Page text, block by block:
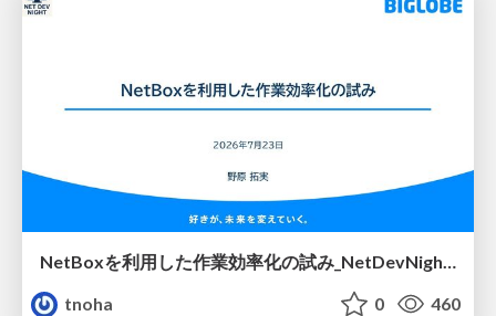
tnoha
0 460